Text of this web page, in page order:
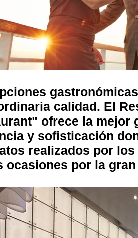
calidad. El
ofrece la mejor
y sofisticación
realizados por
ocasiones por la